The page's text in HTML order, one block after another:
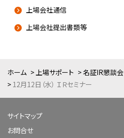
ホーム 上場サポート 名証IR懇談会
12月12日（水） ＩＲセミナー
上場会社通信
上場会社提出書類等
サイトマップ
お問合せ